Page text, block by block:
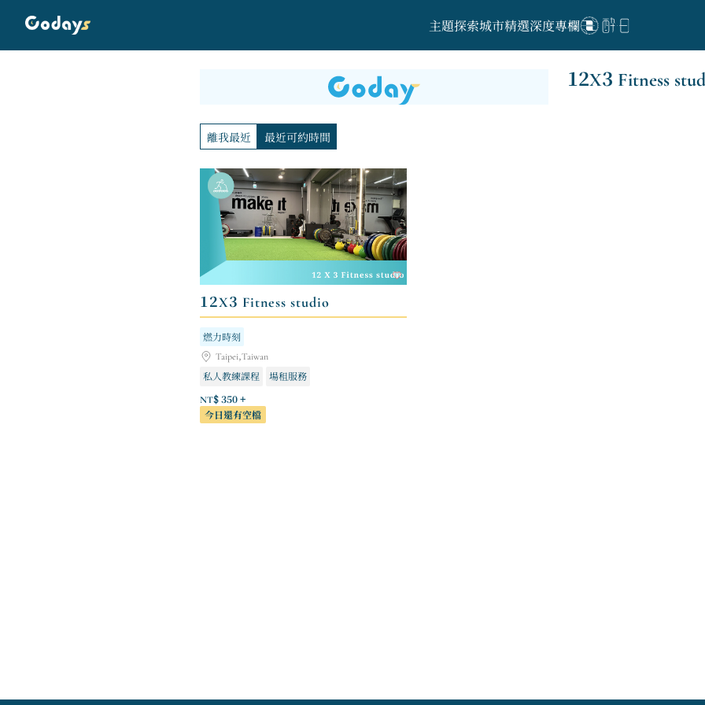
主題探索城市精選深度專欄
12X3 Fitness
離我最近 最近可約時間
12X3 Fitness studio
燃力時刻
Taipei,Taiwan
私人教練課程
場租服務
NT$ 350 +
今日還有空檔